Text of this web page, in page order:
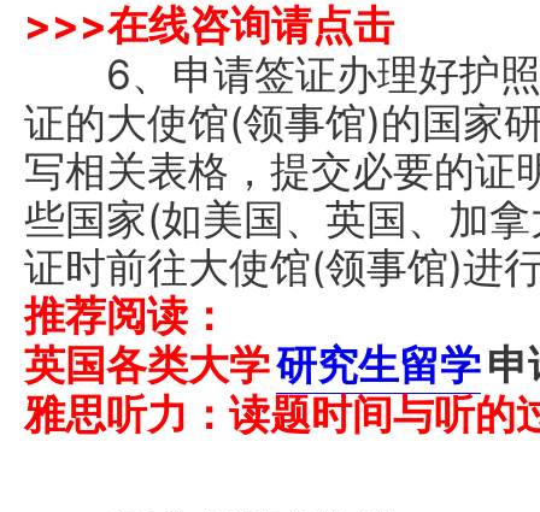
>>>在线咨询请点击
6、申请签证办理好护照
证的大使馆(领事馆)的国家
写相关表格，提交必要的证
些国家(如美国、英国、加
证时前往大使馆(领事馆)进
推荐阅读：
英国各类大学研究生留学申
雅思听力：读题时间与听的